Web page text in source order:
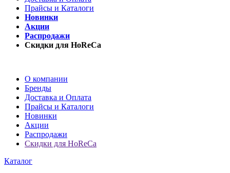
Прайсы и Каталоги
Новинки
Акции
Распродажи
Скидки для HoReCa
О компании
Бренды
Доставка и Оплата
Прайсы и Каталоги
Новинки
Акции
Распродажи
Скидки для HoReCa
Каталог